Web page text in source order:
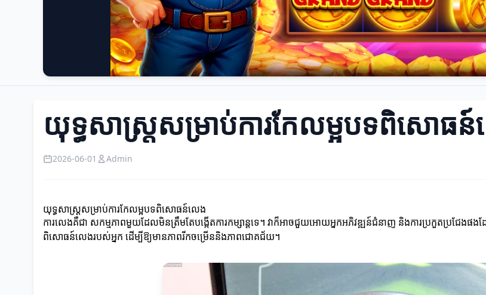
យុទ្ធសាស្ត្រសម្រាប់ការកែលម្អបទពិសោធ
2026-06-01 Admin
យុទ្ធសាស្ត្រសម្រាប់ការកែលម្អបទពិសោធន៍លេង
ការលេងគឺជា សកម្មភាពមួយដែលមិនត្រឹមតែបង្កើតការកម្សាន្តទេ។ វាក៏អាចជួយអោយអ្នកអភិវឌ្ឍន៍ជំនាញ និងការប្រកួតប្រជែងផ
ពិសោធន៍លេងរបស់អ្នក ដើម្បីឱ្យមានភាពរីកចម្រើននិងភាពជោគជ័យ។